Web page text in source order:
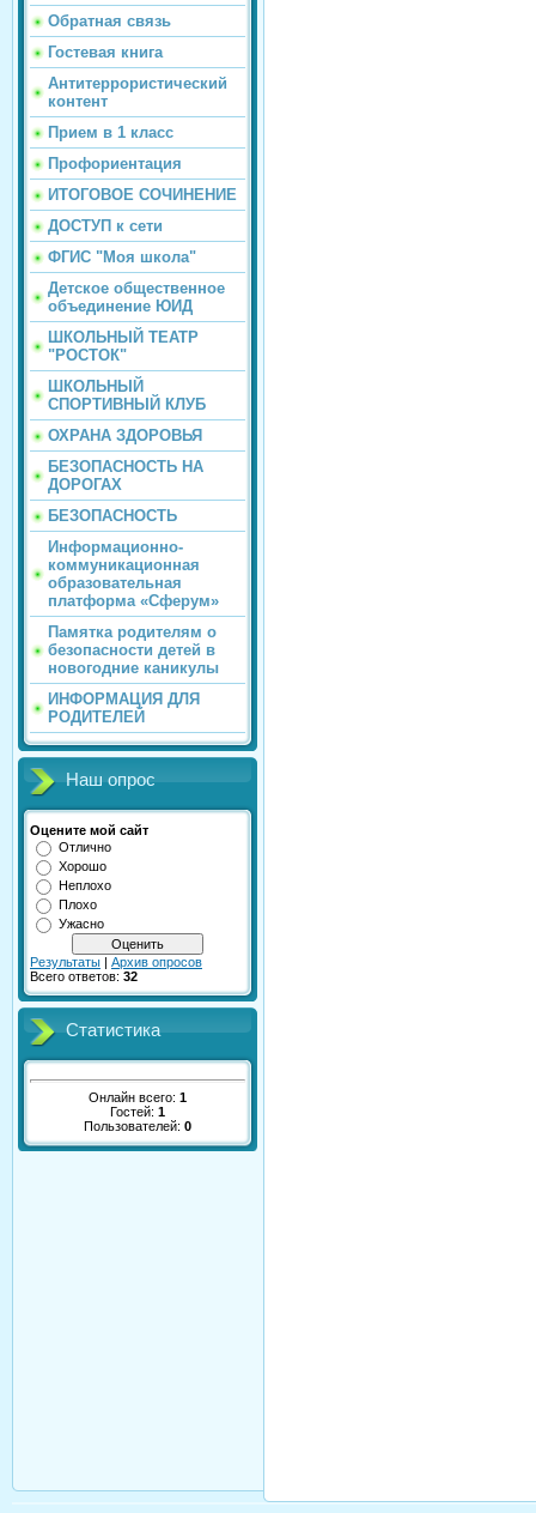
Обратная связь
Гостевая книга
Антитеррористический
контент
Прием в 1 класс
Профориентация
ИТОГОВОЕ СОЧИНЕНИЕ
ДОСТУП к сети
ФГИС "Моя школа"
Детское общественное
объединение ЮИД
ШКОЛЬНЫЙ ТЕАТР
"РОСТОК"
ШКОЛЬНЫЙ
СПОРТИВНЫЙ КЛУБ
ОХРАНА ЗДОРОВЬЯ
БЕЗОПАСНОСТЬ НА
ДОРОГАХ
БЕЗОПАСНОСТЬ
Информационно-
коммуникационная
образовательная
платформа «Сферум»
Памятка родителям о
безопасности детей в
новогодние каникулы
ИНФОРМАЦИЯ ДЛЯ
РОДИТЕЛЕЙ
Наш опрос
Оцените мой сайт
Отлично
Хорошо
Неплохо
Плохо
Ужасно
Результаты | Архив опросов
Всего ответов: 32
Статистика
Онлайн всего: 1
Гостей: 1
Пользователей: 0